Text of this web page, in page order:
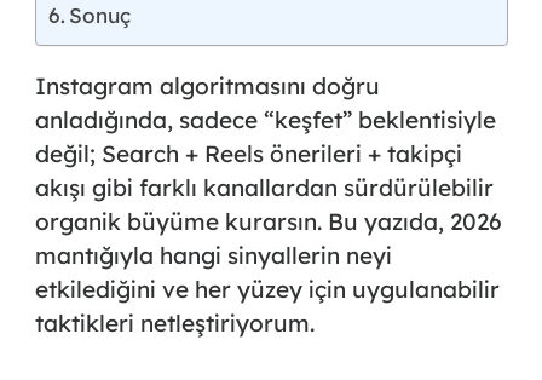
Sonuç
Instagram algoritmasını doğru
anladığında, sadece “keşfet” beklentisiyle
değil; Search + Reels önerileri + takipçi
akışı gibi farklı kanallardan sürdürülebilir
organik büyüme kurarsın. Bu yazıda, 2026
mantığıyla hangi sinyallerin neyi
etkilediğini ve her yüzey için uygulanabilir
taktikleri netleştiriyorum.